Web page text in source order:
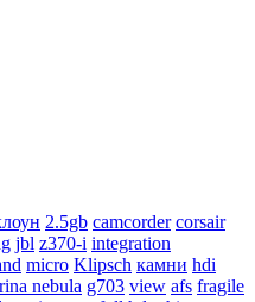
2.5gb camcorder corsair
jbl z370-i integration
micro Klipsch камни hdi
nebula g703 view afs fragile